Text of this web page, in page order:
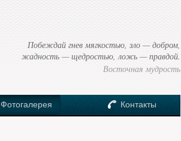
Побеждай гнев мягкостью, зло — добром,
жадность — щедростью, ложь — правдой.
Восточная мудрость
Фотогалерея Контакты